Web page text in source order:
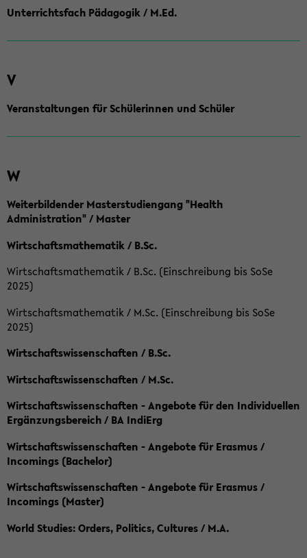
Unterrichtsfach Pädagogik / M.Ed.
V
Veranstaltungen für Schülerinnen und Schüler
W
Weiterbildender Masterstudiengang "Health
Administration" / Master
Wirtschaftsmathematik / B.Sc.
Wirtschaftsmathematik / B.Sc. (Einschreibung bis SoSe
2025)
Wirtschaftsmathematik / M.Sc. (Einschreibung bis SoSe
2025)
Wirtschaftswissenschaften / B.Sc.
Wirtschaftswissenschaften / M.Sc.
Wirtschaftswissenschaften - Angebote für den Individuellen
Ergänzungsbereich / BA IndiErg
Wirtschaftswissenschaften - Angebote für Erasmus /
Incomings (Bachelor)
Wirtschaftswissenschaften - Angebote für Erasmus /
Incomings (Master)
World Studies: Orders, Politics, Cultures / M.A.